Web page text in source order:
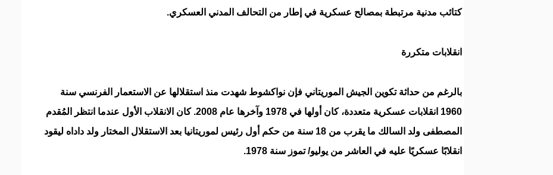
كتائب مدنية مرتبطة بمصالح عسكرية في إطار من التحالف المدني العسكري.
انقلابات متكررة
بالرغم من حداثة تكوين الجيش الموريتاني فإن نواكشوط شهدت منذ استقلالها عن الاستعمار الفرنسي سنة
1960 انقلابات عسكرية متعددة، كان أولها في 1978 وآخرها عام 2008. كان الانقلاب الأول عندما انتظر المُقدم
المصطفى ولد السالك ما يقرب من 18 سنة من حكم أول رئيس لموريتانيا بعد الاستقلال المختار ولد داداه ليقود
انقلابًا عسكريًا عليه في العاشر من يوليو/ تموز سنة 1978.